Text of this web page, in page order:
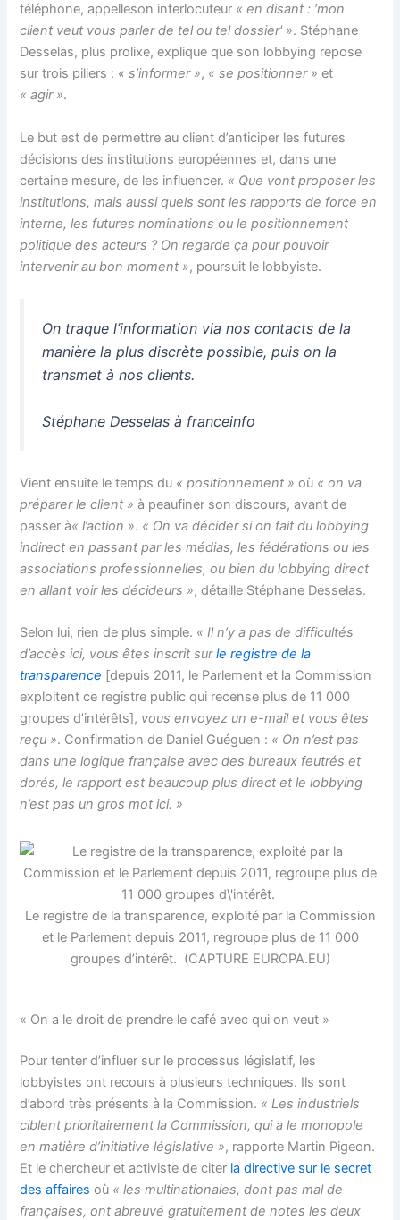
téléphone, appelleson interlocuteur « en disant : ‘mon
client veut vous parler de tel ou tel dossier' ». Stéphane
Desselas, plus prolixe, explique que son lobbying repose
sur trois piliers : « s’informer », « se positionner » et
« agir ».
Le but est de permettre au client d’anticiper les futures
décisions des institutions européennes et, dans une
certaine mesure, de les influencer. « Que vont proposer les
institutions, mais aussi quels sont les rapports de force en
interne, les futures nominations ou le positionnement
politique des acteurs ? On regarde ça pour pouvoir
intervenir au bon moment », poursuit le lobbyiste.
On traque l’information via nos contacts de la
manière la plus discrète possible, puis on la
transmet à nos clients.
Stéphane Desselas à franceinfo
Vient ensuite le temps du « positionnement » où « on va
préparer le client »à peaufiner son discours, avant de
passer à« l’action ». « On va décider si on fait du lobbying
indirect en passant par les médias, les fédérations ou les
associations professionnelles, ou bien du lobbying direct
en allant voir les décideurs », détaille Stéphane Desselas.
Selon lui, rien de plus simple. « Il n’y a pas de difficultés
d’accès ici, vous êtes inscrit surle registre de la
transparence [depuis 2011, le Parlement et la Commission
exploitent ce registre public qui recense plus de 11 000
groupes d’intérêts], vous envoyez un e-mail et vous êtes
reçu ». Confirmation de Daniel Guéguen : « On n’est pas
dans une logique française avec des bureaux feutrés et
dorés, le rapport est beaucoup plus direct et le lobbying
n’est pas un gros mot ici. »
Le registre de la transparence, exploité par la Commission
et le Parlement depuis 2011, regroupe plus de 11 000
groupes d’intérêt. (CAPTURE EUROPA.EU)
« On a le droit de prendre le café avec qui on veut »
Pour tenter d’influer sur le processus législatif, les
lobbyistes ont recours à plusieurs techniques. Ils sont
d’abord très présents à la Commission. « Les industriels
ciblent prioritairement la Commission, qui a le monopole
en matière d’initiative législative », rapporte Martin Pigeon.
Et le chercheur et activiste de citer la directive sur le secret
des affaires où « les multinationales, dont pas mal de
françaises, ont abreuvé gratuitement de notes les deux